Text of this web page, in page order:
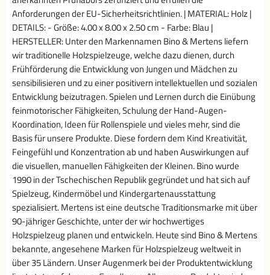
Anforderungen der EU-Sicherheitsrichtlinien. | MATERIAL: Holz |
DETAILS: - Größe: 4.00 x 8.00 x 2.50 cm - Farbe: Blau |
HERSTELLER: Unter den Markennamen Bino & Mertens liefern
wir traditionelle Holzspielzeuge, welche dazu dienen, durch
Frühförderung die Entwicklung von Jungen und Mädchen zu
sensibilisieren und zu einer positivern intellektuellen und sozialen
Entwicklung beizutragen. Spielen und Lernen durch die Einübung
feinmotorischer Fähigkeiten, Schulung der Hand-Augen-
Koordination, Ideen für Rollenspiele und vieles mehr, sind die
Basis für unsere Produkte. Diese fordern dem Kind Kreativität,
Feingefühl und Konzentration ab und haben Auswirkungen auf
die visuellen, manuellen Fähigkeiten der Kleinen. Bino wurde
1990 in der Tschechischen Republik gegründet und hat sich auf
Spielzeug, Kindermöbel und Kindergartenausstattung
spezialisiert. Mertens ist eine deutsche Traditionsmarke mit über
90-jähriger Geschichte, unter der wir hochwertiges
Holzspielzeug planen und entwickeln. Heute sind Bino & Mertens
bekannte, angesehene Marken für Holzspielzeug weltweit in
über 35 Ländern. Unser Augenmerk bei der Produktentwicklung